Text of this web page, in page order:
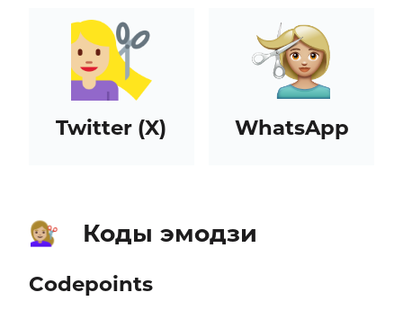
Twitter (X) WhatsApp
💇🏼‍♀️ Коды эмодзи
Codepoints